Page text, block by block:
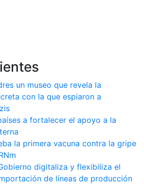
un museo que revela la
con la que espiaron a
a fortalecer el apoyo a la
la primera vacuna contra la gripe
digitaliza y flexibiliza el
de líneas de producción